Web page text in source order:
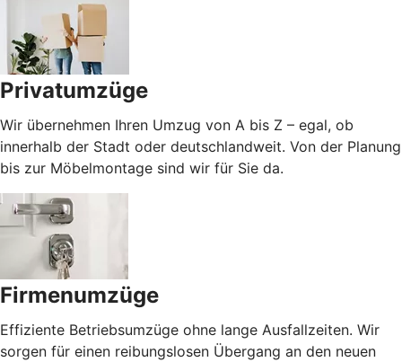
Privatumzüge
Wir übernehmen Ihren Umzug von A bis Z – egal, ob
innerhalb der Stadt oder deutschlandweit. Von der Planung
bis zur Möbelmontage sind wir für Sie da.
Firmenumzüge
Effiziente Betriebsumzüge ohne lange Ausfallzeiten. Wir
sorgen für einen reibungslosen Übergang an den neuen